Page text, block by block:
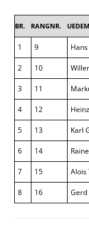
BR. RANGNR.
1 9
2 10
3 11
4 12
5 13 Karl
6 14
7 15 Alois
8 16